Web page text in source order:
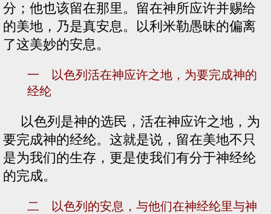
分；他也该留在那里。留在神所应许并赐给
的美地，乃是真安息。以利米勒愚昧的偏离
了这美妙的安息。
一 以色列活在神应许之地，为要完成神的
经纶
以色列是神的选民，活在神应许之地，为
要完成神的经纶。这就是说，留在美地不只
是为我们的生存，更是使我们有分于神经纶
的完成。
二 以色列的安息，与他们在神经纶里与神